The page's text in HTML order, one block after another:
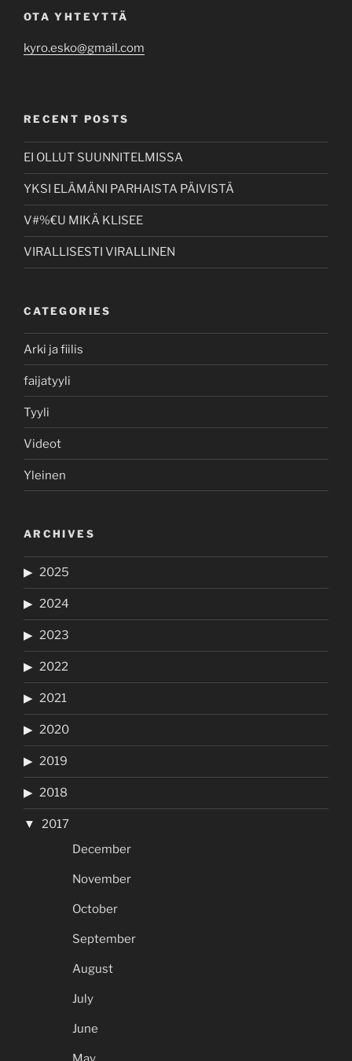
OTA YHTEYTTÄ
kyro.esko@gmail.com
RECENT POSTS
EI OLLUT SUUNNITELMISSA
YKSI ELÄMÄNI PARHAISTA PÄIVISTÄ
V#%€U MIKÄ KLISEE
VIRALLISESTI VIRALLINEN
CATEGORIES
Arki ja fiilis
faijatyyli
Tyyli
Videot
Yleinen
ARCHIVES
2025
2024
2023
2022
2021
2020
2019
2018
2017
December
November
October
September
August
July
June